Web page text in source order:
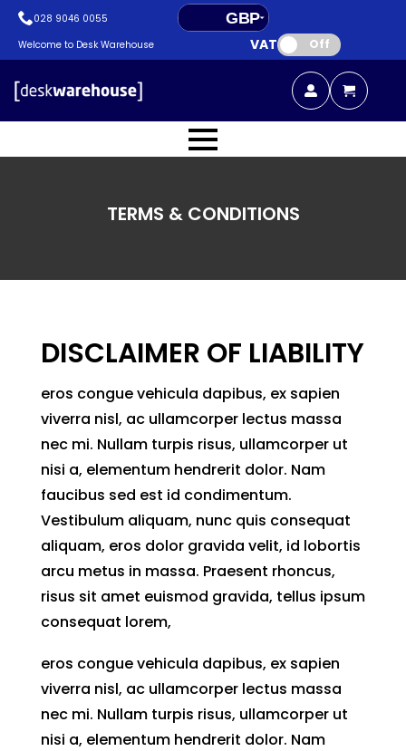
028 9046 0055
GBP
EUR
Welcome to Desk Warehouse VAT: Off
TERMS & CONDITIONS
DISCLAIMER OF LIABILITY
eros congue vehicula dapibus, ex sapien
viverra nisl, ac ullamcorper lectus massa
nec mi. Nullam turpis risus, ullamcorper ut
nisi a, elementum hendrerit dolor. Nam
faucibus sed est id condimentum.
Vestibulum aliquam, nunc quis consequat
aliquam, eros dolor gravida velit, id lobortis
arcu metus in massa. Praesent rhoncus,
risus sit amet euismod gravida, tellus ipsum
consequat lorem,
eros congue vehicula dapibus, ex sapien
viverra nisl, ac ullamcorper lectus massa
nec mi. Nullam turpis risus, ullamcorper ut
nisi a, elementum hendrerit dolor. Nam